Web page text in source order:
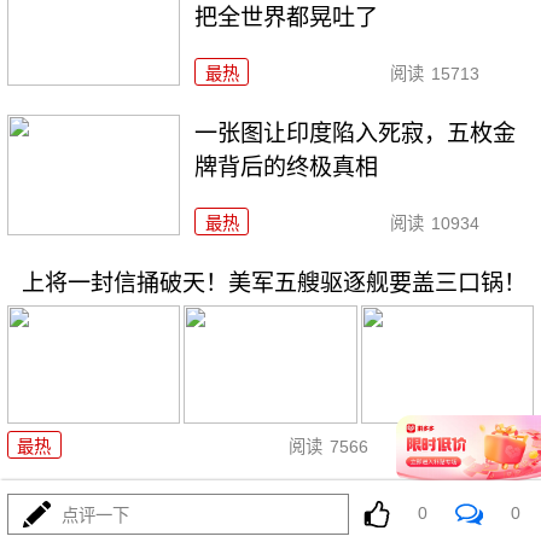
把全世界都晃吐了
最热 阅读 15713
一张图让印度陷入死寂，五枚金
牌背后的终极真相
最热 阅读 10934
上将一封信捅破天！美军五艘驱逐舰要盖三口锅！
最热 阅读 7566 08-03
特朗普要对伊朗动手？最狠的还
没来，最骚的来了
点评一下 0 0